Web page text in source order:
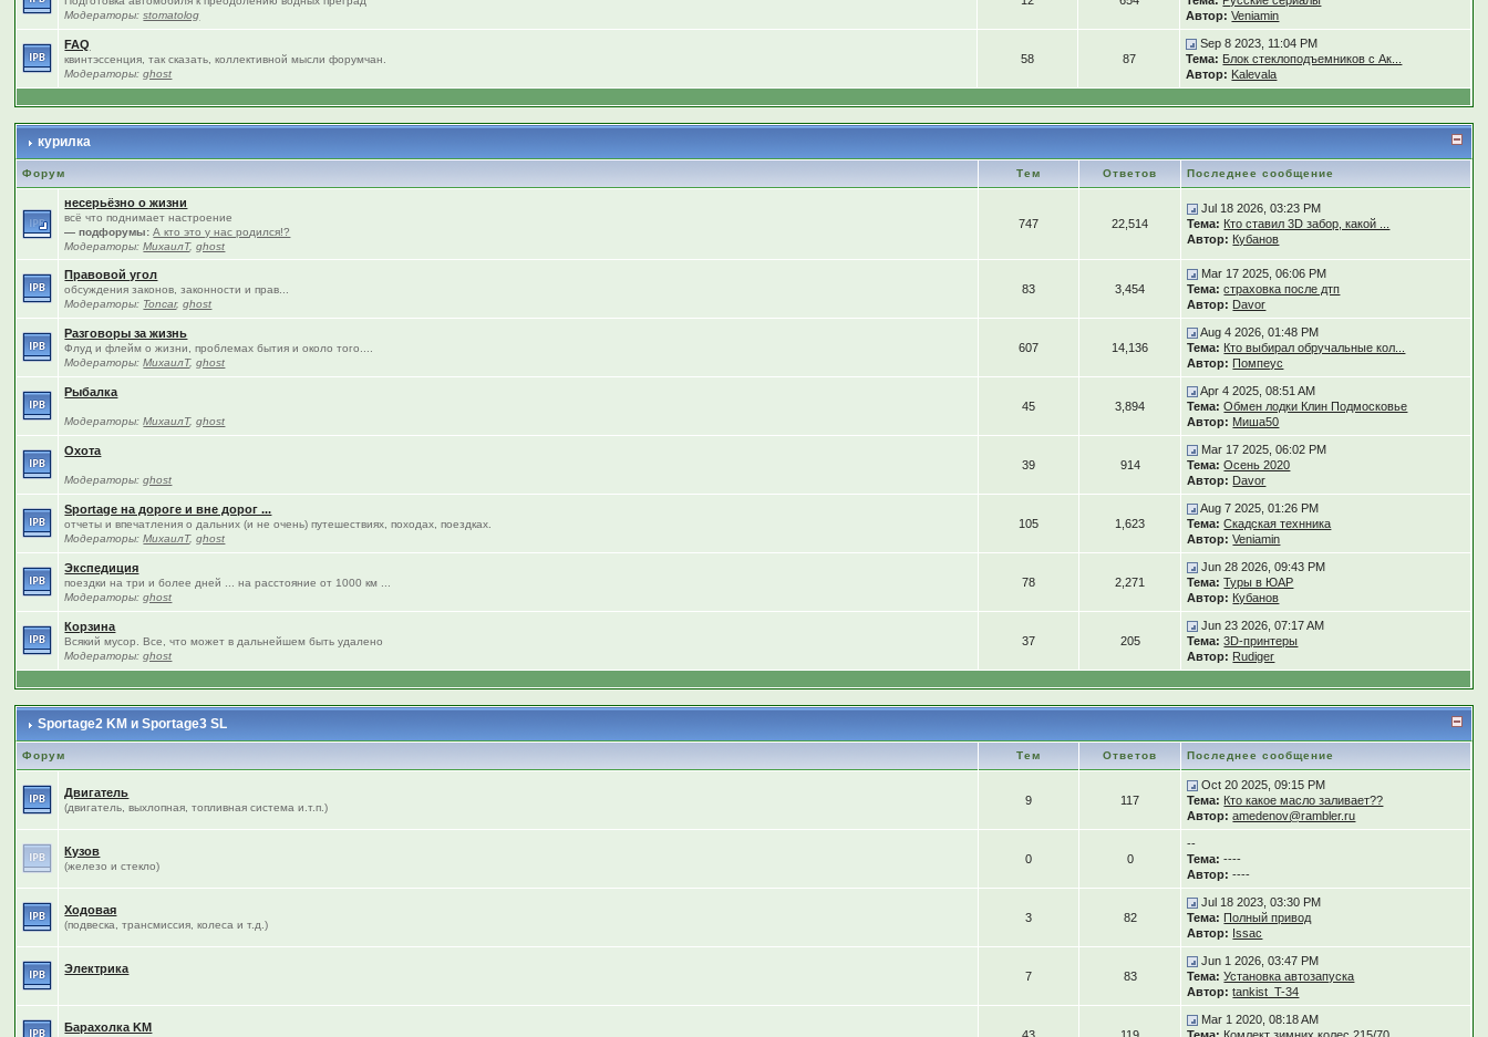
Модераторы:stomatolog
Автор: Veniamin
FAQ
квинтэссенция, так сказать, коллективной мысли форумчан.
Модераторы:ghost
58 87
Sep 8 2023, 11:04 PM
Тема: Блок стеклоподъемников с Ак...
Автор: Kalevala
курилка
Форум Тем Ответов Последнее сообщение
несерьёзно о жизни
всё что поднимает настроение
— подфорумы: А кто это у нас родился!?
Модераторы:МихаилТ,ghost
747 22,514
Jul 18 2026, 03:23 PM
Тема: Кто ставил 3D забор, какой ...
Автор: Кубанов
Правовой угол
обсуждения законов, законности и прав...
Модераторы: Toncar,ghost
83 3,454
Mar 17 2025, 06:06 PM
Тема: страховка после дтп
Автор: Davor
Разговоры за жизнь
Флуд и флейм о жизни, проблемах бытия и около того....
Модераторы:МихаилТ,ghost
607 14,136
Aug 4 2026, 01:48 PM
Тема: Кто выбирал обручальные кол...
Автор: Помпеус
Рыбалка
Модераторы:МихаилТ,ghost
45 3,894
Apr 4 2025, 08:51 AM
Тема: Обмен лодки Клин Подмосковье
Автор: Миша50
Охота
Модераторы:ghost
39 914
Mar 17 2025, 06:02 PM
Тема: Осень 2020
Автор: Davor
Sportage на дороге и вне дорог ...
отчеты и впечатления о дальних (и не очень) путешествиях, походах, поездках.
Модераторы:МихаилТ,ghost
105 1,623
Aug 7 2025, 01:26 PM
Тема: Скадская технника
Автор: Veniamin
Экспедиция
поездки на три и более дней ... на расстояние от 1000 км ...
Модераторы:ghost
78 2,271
Jun 28 2026, 09:43 PM
Тема: Туры в ЮАР
Автор: Кубанов
Корзина
Всякий мусор. Все, что может в дальнейшем быть удалено
Модераторы:ghost
37 205
Jun 23 2026, 07:17 AM
Тема: 3D-принтеры
Автор: Rudiger
Sportage2 KM и Sportage3 SL
Форум Тем Ответов Последнее сообщение
Двигатель
(двигатель, выхлопная, топливная система и.т.п.)
9 117
Oct 20 2025, 09:15 PM
Тема: Кто какое масло заливает??
Автор: amedenov@rambler.ru
Кузов
(железо и стекло)
0 0
--
Тема: ----
Автор: ----
Ходовая
(подвеска, трансмиссия, колеса и т.д.)
3 82
Jul 18 2023, 03:30 PM
Тема: Полный привод
Автор: Issac
Электрика
7 83
Jun 1 2026, 03:47 PM
Тема: Установка автозапуска
Автор: tankist_T-34
Барахолка KM
Mar 1 2020, 08:18 AM